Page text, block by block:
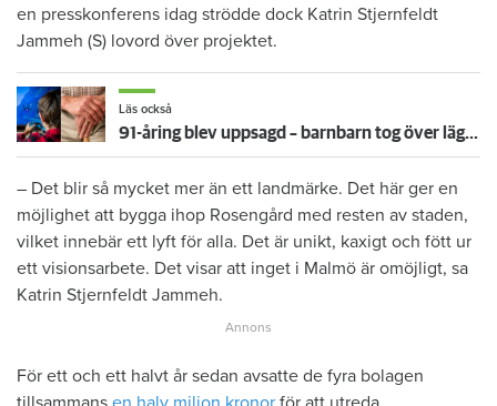
en presskonferens idag strödde dock Katrin Stjernfeldt
Jammeh (S) lovord över projektet.
Läs också
91-åring blev uppsagd – barnbarn tog över lägenhet och störde grannar med tv-spel
– Det blir så mycket mer än ett landmärke. Det här ger en
möjlighet att bygga ihop Rosengård med resten av staden,
vilket innebär ett lyft för alla. Det är unikt, kaxigt och fött ur
ett visionsarbete. Det visar att inget i Malmö är omöjligt, sa
Katrin Stjernfeldt Jammeh.
För ett och ett halvt år sedan avsatte de fyra bolagen